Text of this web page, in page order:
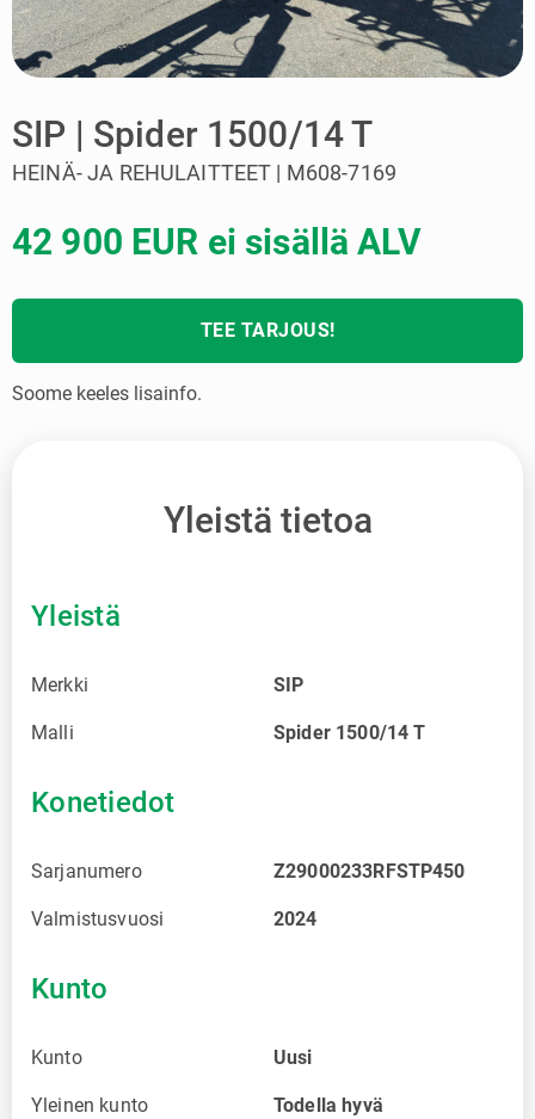
SIP | Spider 1500/14 T
HEINÄ- JA REHULAITTEET | M608-7169
42 900 EUR ei sisällä ALV
TEE TARJOUS!
Soome keeles lisainfo.
Yleistä tietoa
Yleistä
Merkki SIP
Malli Spider 1500/14 T
Konetiedot
Sarjanumero Z29000233RFSTP450
Valmistusvuosi 2024
Kunto
Kunto Uusi
Yleinen kunto Todella hyvä